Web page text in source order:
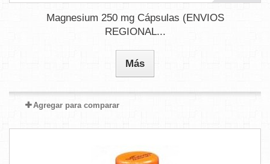
Magnesium 250 mg Cápsulas (ENVIOS
REGIONAL...
Más
Agregar para comparar